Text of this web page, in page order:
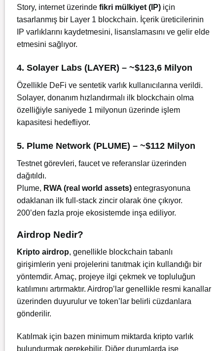
Story, internet üzerinde fikri mülkiyet (IP) için
tasarlanmış bir Layer 1 blockchain. İçerik üreticilerinin
IP varlıklarını kaydetmesini, lisanslamasını ve gelir elde
etmesini sağlıyor.
4. Solayer Labs (LAYER) – ~$123,6 Milyon
Özellikle DeFi ve sentetik varlık kullanıcılarına verildi.
Solayer, donanım hızlandırmalı ilk blockchain olma
özelliğiyle saniyede 1 milyonun üzerinde işlem
kapasitesi hedefliyor.
5. Plume Network (PLUME) – ~$112 Milyon
Testnet görevleri, faucet ve referanslar üzerinden
dağıtıldı.
Plume, RWA (real world assets) entegrasyonuna
odaklanan ilk full-stack zincir olarak öne çıkıyor.
200’den fazla proje ekosistemde inşa ediliyor.
Airdrop Nedir?
Kripto airdrop, genellikle blockchain tabanlı
girişimlerin yeni projelerini tanıtmak için kullandığı bir
yöntemdir. Amaç, projeye ilgi çekmek ve topluluğun
katılımını artırmaktır. Airdrop’lar genellikle resmi kanallar
üzerinden duyurulur ve token’lar belirli cüzdanlara
gönderilir.
Katılmak için bazen minimum miktarda kripto varlık
bulundurmak gerekebilir. Diğer durumlarda ise